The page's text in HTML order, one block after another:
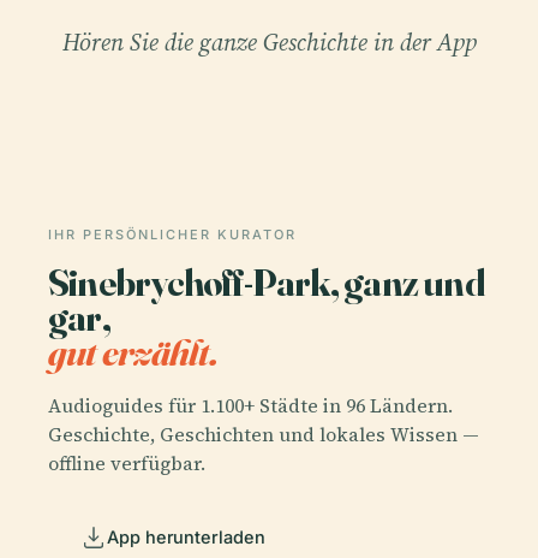
Hören Sie die ganze Geschichte in der App
IHR PERSÖNLICHER KURATOR
Sinebrychoff-Park, ganz und
gar,
gut erzählt.
Audioguides für 1.100+ Städte in 96 Ländern.
Geschichte, Geschichten und lokales Wissen —
offline verfügbar.
App herunterladen